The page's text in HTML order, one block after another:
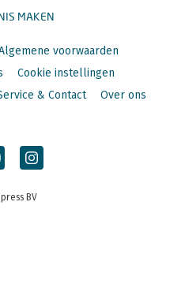
MAKEN
voorwaarden
Cookie instellingen
& Contact Over ons
BV